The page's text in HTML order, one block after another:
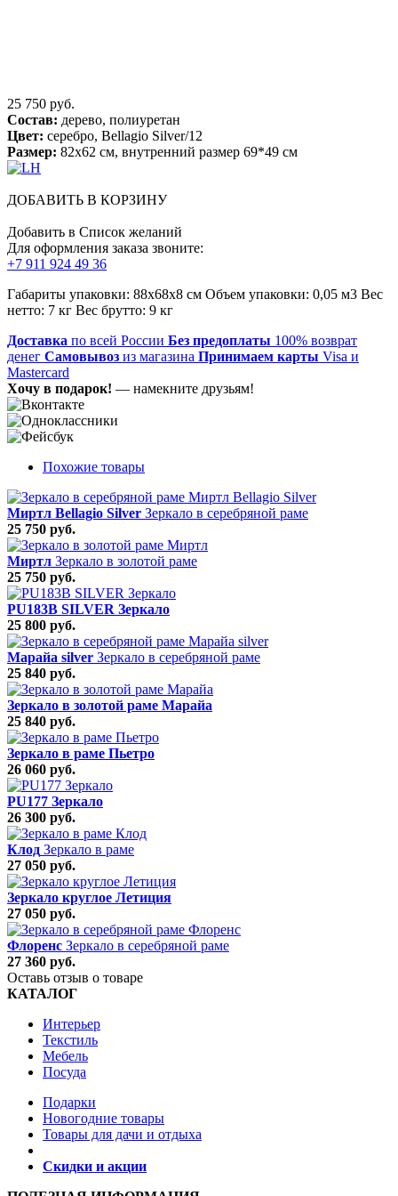
25 750 руб.
Состав: дерево, полиуретан
Цвет: серебро, Bellagio Silver/12
Размер: 82x62 см, внутренний размер 69*49 см
ДОБАВИТЬ В КОРЗИНУ
Добавить в Список желаний
Для оформления заказа звоните:
+7 911 924 49 36
Габариты упаковки: 88х68х8 см Объем упаковки: 0,05 м3 Вес
нетто: 7 кг Вес брутто: 9 кг
Доставка по всей России Без предоплаты 100% возврат
денег Самовывоз из магазина Принимаем карты Visa и
Mastercard
Хочу в подарок! — намекните друзьям!
Похожие товары
Миртл Bellagio Silver Зеркало в серебряной раме
25 750 руб.
Миртл Зеркало в золотой раме
25 750 руб.
PU183B SILVER Зеркало
25 800 руб.
Марайа silver Зеркало в серебряной раме
25 840 руб.
Зеркало в золотой раме Марайа
25 840 руб.
Зеркало в раме Пьетро
26 060 руб.
PU177 Зеркало
26 300 руб.
Клод Зеркало в раме
27 050 руб.
Зеркало круглое Летиция
27 050 руб.
Флоренс Зеркало в серебряной раме
27 360 руб.
Оставь отзыв о товаре
КАТАЛОГ
Интерьер
Текстиль
Мебель
Посуда
Подарки
Новогодние товары
Товары для дачи и отдыха
Скидки и акции